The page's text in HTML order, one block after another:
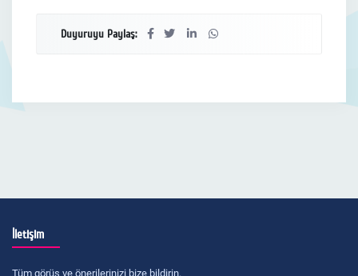
Duyuruyu Paylaş:
İletişim
Tüm görüş ve önerilerinizi bize bildirin.